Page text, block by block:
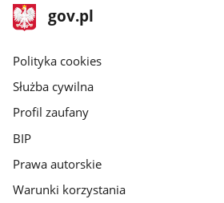
stopka
gov.pl
Strona
gov.pl
gov.pl
Polityka cookies
Służba cywilna
Profil zaufany
BIP
Prawa autorskie
Warunki korzystania